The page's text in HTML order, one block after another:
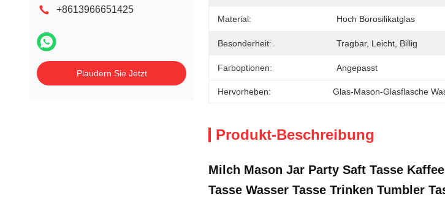
+8613966651425
Plaudern Sie Jetzt
Material: Hoch Borosilikatglas
Besonderheit: Tragbar, Leicht, Billig
Farboptionen: Angepasst
Hervorheben: Glas-Mason-Glasflasche
Produkt-Beschreibung
Milch Mason Jar Party Saft Tasse
Tasse Wasser Tasse Trinken Tumbler